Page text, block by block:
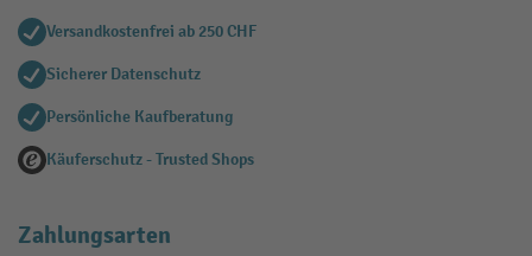
Versandkostenfrei ab 250 CHF
Sicherer Datenschutz
Persönliche Kaufberatung
Käuferschutz - Trusted Shops
Zahlungsarten